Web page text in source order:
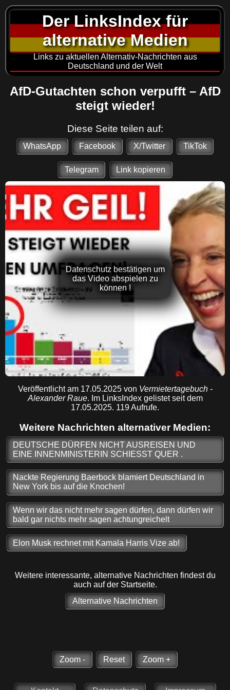
Der LinksIndex für
alternative Medien
Links zu aktuellen Alternativ-Nachrichten aus
Deutschland und der Welt
AfD-Gutachten schon verpufft – AfD
steigt wieder!
Diese Seite teilen auf:
WhatsApp Facebook X/Twitter TikTok
Telegram Link kopieren
Datenschutz bestätigen um
das Video abspielen zu
können !
Veröffentlicht am 17.05.2025 von Vermietertagebuch -
Alexander Raue. Im LinksIndex gelistet seit dem
17.05.2025. 119 Aufrufe.
Weitere Nachrichten alternativer Medien:
DEUTSCHE DÜRFEN NICHT AUSREISEN UND
EINE INNENMINISTERIN SCHIESST QUER .
Nackte Regierung Baerbock blamiert Deutschland in
New York bis auf die Knochen!
Wenn wir das nicht mehr sagen dürfen, dann dürfen wir
bald gar nichts mehr sagen achtungreichelt
Elon Musk rechnet mit Kamala Harris Vize ab!
Weitere interessante, alternative Nachrichten findest du
auch auf der Startseite.
Alternative Nachrichten
Zoom - Reset Zoom +